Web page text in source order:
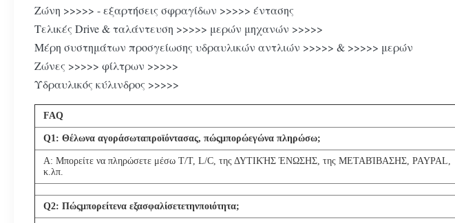
Ζώνη >>>>> - εξαρτήσεις σφραγίδων >>>>> έντασης
Τελικές Drive & ταλάντευση >>>>> μερών μηχανών >>>>>
Μέρη συστημάτων προσγείωσης υδραυλικών αντλιών >>>>> & >>>>> μερών
Ζώνες >>>>> φίλτρων >>>>>
Υδραυλικός κύλινδρος >>>>>
FAQ
Q1: Θέλωνα αγοράσωταπροϊόντασας, πώςμπορώεγώνα πληρώσω;
Α: Μπορείτε να πληρώσετε μέσω T/T, L/C, της ΔΥΤΙΚΉΣ ΈΝΩΣΗΣ, της ΜΕΤΑΒΊΒΑΣΗΣ, PAYPAL,
κ.λπ.
Q2: Πώςμπορείτενα εξασφαλίσετετηνποιότητα;